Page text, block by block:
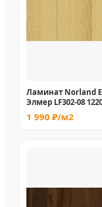
Ламинат Norland
Элмер LF302-08
1 990 ₽/м2